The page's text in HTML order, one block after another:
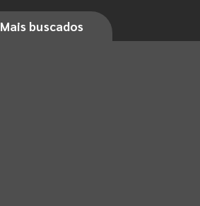
Mais buscados